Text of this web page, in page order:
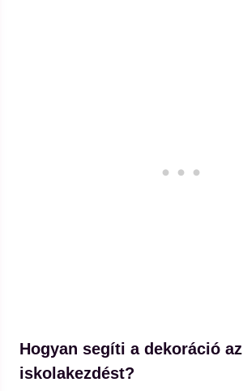
Hogyan segíti a dekoráció az
iskolakezdést?